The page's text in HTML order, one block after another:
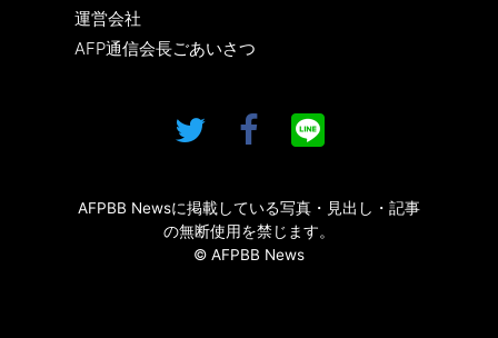
運営会社
AFP通信会長ごあいさつ
AFPBB Newsに掲載している写真・見出し・記事
の無断使用を禁じます。
© AFPBB News